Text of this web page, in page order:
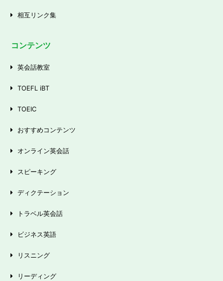
相互リンク集
コンテンツ
英会話教室
TOEFL iBT
TOEIC
おすすめコンテンツ
オンライン英会話
スピーキング
ディクテーション
トラベル英会話
ビジネス英語
リスニング
リーディング